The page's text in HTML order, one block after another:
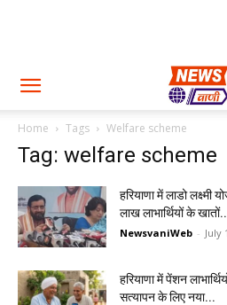
Home Tags Welfare scheme
Tag: welfare scheme
हरियाणा में लाडो लक्ष्मी
लाख लाभार्थियों के
NewsvaniWeb - July
हरियाणा में पेंशन
सत्यापन के लिए नया...